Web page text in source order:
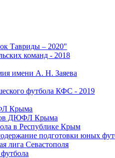
Тавриды – 2020"
команд - 2018
имени А. Н. Заяева
футбола КФС - 2019
Крыма
ДЮФЛ Крыма
в Республике Крым
подготовки юных
лига Севастополя